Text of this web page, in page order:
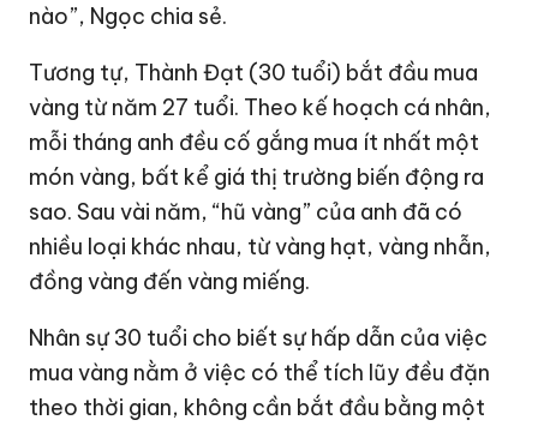
nào”, Ngọc chia sẻ.
Tương tự, Thành Đạt (30 tuổi) bắt đầu mua
vàng từ năm 27 tuổi. Theo kế hoạch cá nhân,
mỗi tháng anh đều cố gắng mua ít nhất một
món vàng, bất kể giá thị trường biến động ra
sao. Sau vài năm, “hũ vàng” của anh đã có
nhiều loại khác nhau, từ vàng hạt, vàng nhẫn,
đồng vàng đến vàng miếng.
Nhân sự 30 tuổi cho biết sự hấp dẫn của việc
mua vàng nằm ở việc có thể tích lũy đều đặn
theo thời gian, không cần bắt đầu bằng một